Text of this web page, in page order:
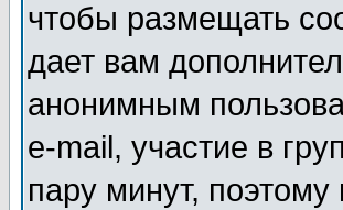
чтобы размещать
дает вам
анонимным
e-mail, участие в
пару минут,